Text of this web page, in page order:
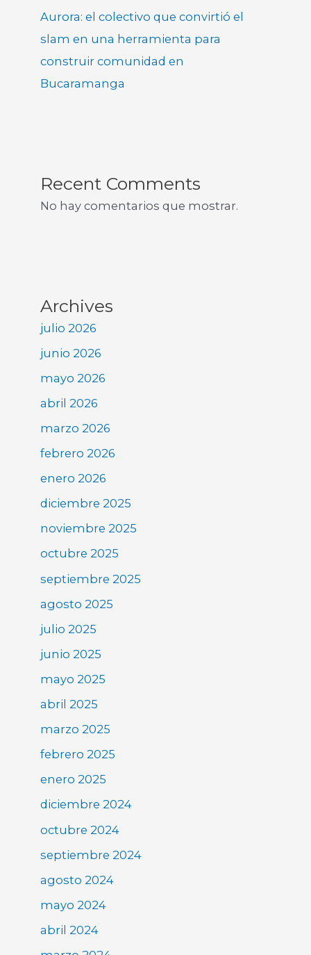
Aurora: el colectivo que convirtió el
slam en una herramienta para
construir comunidad en
Bucaramanga
Recent Comments
No hay comentarios que mostrar.
Archives
julio 2026
junio 2026
mayo 2026
abril 2026
marzo 2026
febrero 2026
enero 2026
diciembre 2025
noviembre 2025
octubre 2025
septiembre 2025
agosto 2025
julio 2025
junio 2025
mayo 2025
abril 2025
marzo 2025
febrero 2025
enero 2025
diciembre 2024
octubre 2024
septiembre 2024
agosto 2024
mayo 2024
abril 2024